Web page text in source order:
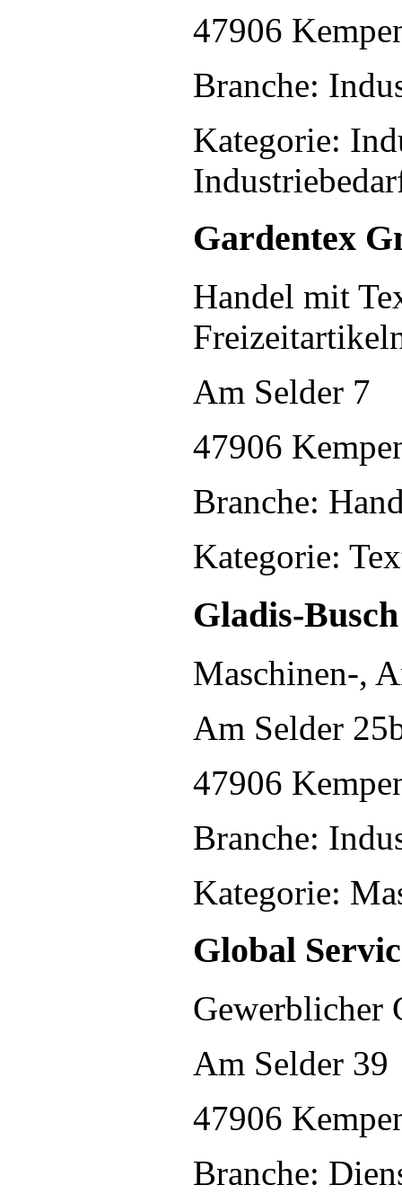
47906
Branche:
Kategorie:
Gardentex
Handel mit
Am Selder 7
47906
Branche:
Kategorie:
Gladis-
Maschinen-,
Am Selder
47906
Branche:
Kategorie:
Global
Gewerblicher
Am Selder 39
47906
Branche: